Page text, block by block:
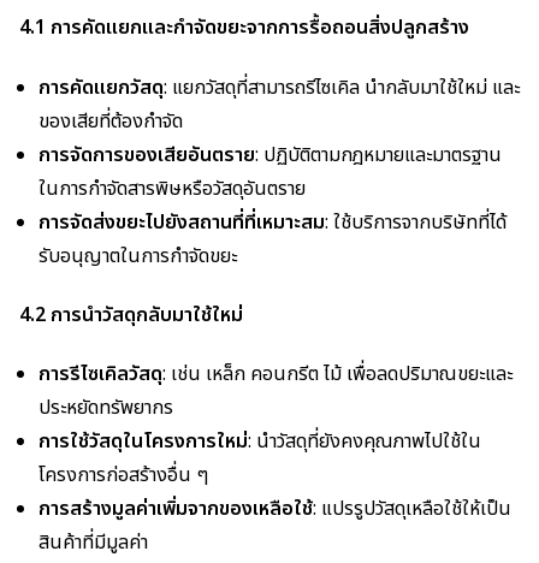
4.1 การคัดแยกและกำจัดขยะจากการรื้อถอนสิ่งปลูกสร้าง
การคัดแยกวัสดุ: แยกวัสดุที่สามารถรีไซเคิล นำกลับมาใช้ใหม่ และ
ของเสียที่ต้องกำจัด
การจัดการของเสียอันตราย: ปฏิบัติตามกฎหมายและมาตรฐาน
ในการกำจัดสารพิษหรือวัสดุอันตราย
การจัดส่งขยะไปยังสถานที่ที่เหมาะสม: ใช้บริการจากบริษัทที่ได้
รับอนุญาตในการกำจัดขยะ
4.2 การนำวัสดุกลับมาใช้ใหม่
การรีไซเคิลวัสดุ: เช่น เหล็ก คอนกรีต ไม้ เพื่อลดปริมาณขยะและ
ประหยัดทรัพยากร
การใช้วัสดุในโครงการใหม่: นำวัสดุที่ยังคงคุณภาพไปใช้ใน
โครงการก่อสร้างอื่น ๆ
การสร้างมูลค่าเพิ่มจากของเหลือใช้: แปรรูปวัสดุเหลือใช้ให้เป็น
สินค้าที่มีมูลค่า